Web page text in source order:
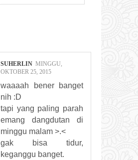
SUHERLIN MINGGU,
OKTOBER 25, 2015
waaaah bener banget
nih :D
tapi yang paling parah
emang dangdutan di
minggu malam >.<
gak bisa tidur,
keganggu banget.